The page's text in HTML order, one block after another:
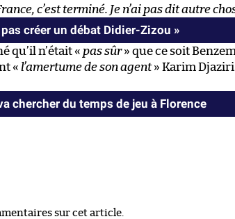
c’est terminé. Je n’ai pas dit autre
pas créer un débat Didier-Zizou »
qu’il n’était « pas sûr» que ce soit
« l’amertume de son agent» Karim
chercher du temps de jeu à Florence
sur cet article.